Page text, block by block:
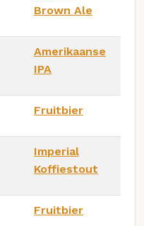
Brown Ale
Amerikaanse
IPA
Fruitbier
Imperial
Koffiestout
Fruitbier